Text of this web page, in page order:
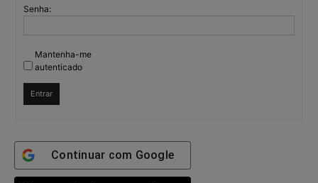
Senha:
Mantenha-me
autenticado
Entrar
Continuar com Google